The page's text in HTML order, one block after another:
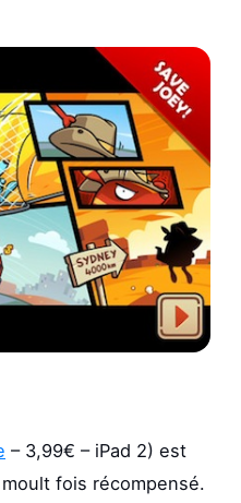
– 3,99€ – iPad 2) est
fois récompensé.